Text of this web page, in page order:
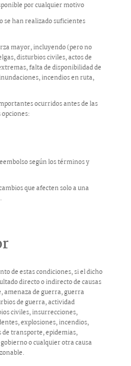
por cualquier motivo
se han realizado suficientes
mayor, incluyendo (pero no
disturbios civiles, actos de
falta de disponibilidad de
incendios en ruta,
ocurridos antes de las
según los términos y
que afecten solo a una
de estas condiciones, si el dicho
directo o indirecto de causas
amenaza de guerra, guerra
de guerra, actividad
civiles, insurrecciones,
explosiones, incendios,
transporte, epidemias,
o cualquier otra causa